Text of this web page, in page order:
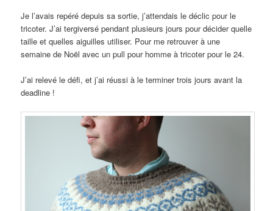
Je l’avais repéré depuis sa sortie, j’attendais le déclic pour le
tricoter. J’ai tergiversé pendant plusieurs jours pour décider quelle
taille et quelles aiguilles utiliser. Pour me retrouver à une
semaine de Noël avec un pull pour homme à tricoter pour le 24.
J’ai relevé le défi, et j’ai réussi à le terminer trois jours avant la
deadline !